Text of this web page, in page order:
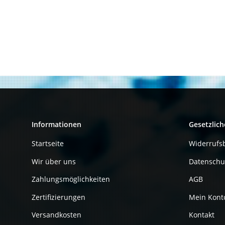
Informationen
Startseite
Wir über uns
Zahlungsmöglichkeiten
Zertifizierungen
Versandkosten
AGB
Mein
Kontakt